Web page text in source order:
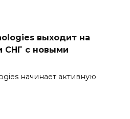
выходит на
СНГ с новыми
начинает активную